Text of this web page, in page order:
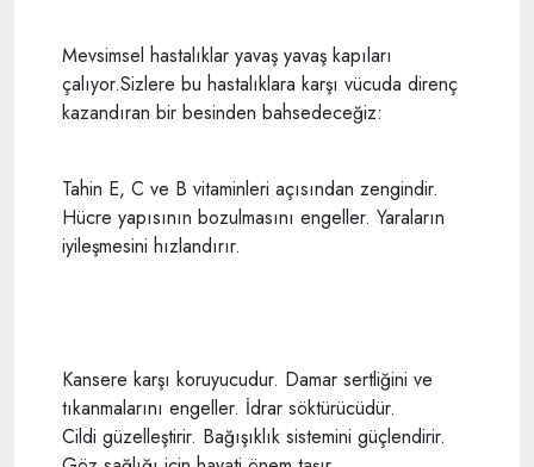
Mevsimsel hastalıklar yavaş yavaş kapıları
çalıyor.Sizlere bu hastalıklara karşı vücuda direnç
kazandıran bir besinden bahsedeceğiz:
Tahin E, C ve B vitaminleri açısından zengindir.
Hücre yapısının bozulmasını engeller. Yaraların
iyileşmesini hızlandırır.
Kansere karşı koruyucudur. Damar sertliğini ve
tıkanmalarını engeller. İdrar söktürücüdür.
Cildi güzelleştirir. Bağışıklık sistemini güçlendirir.